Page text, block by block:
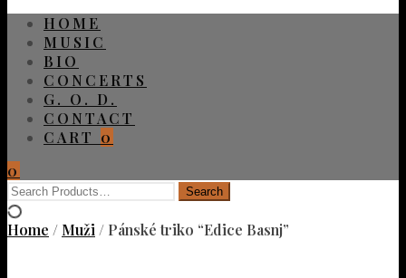
HOME
MUSIC
BIO
CONCERTS
G. O. D.
CONTACT
CART 0
0
Home / Muži / Pánské triko “Edice Basnj”